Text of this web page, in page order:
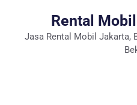
Rental
Jasa Rental Mobil Jakarta,